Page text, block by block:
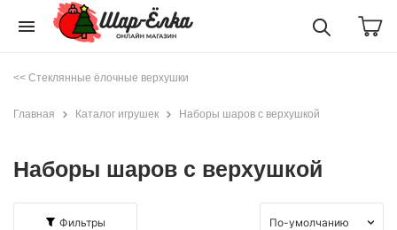
menu
<< Стеклянные ёлочные верхушки
Главная Каталог игрушек Наборы шаров с верхушкой
Наборы шаров с верхушкой
Фильтры